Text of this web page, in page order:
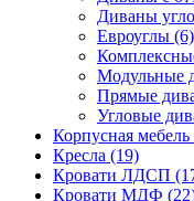
Диваны
Евроуглы (6)
Модульные
Прямые
Угловые
Корпусная мебель
Кресла (19)
Кровати ЛДСП
Кровати МДФ